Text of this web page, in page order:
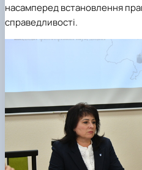
насамперед встановлення
справедливості.